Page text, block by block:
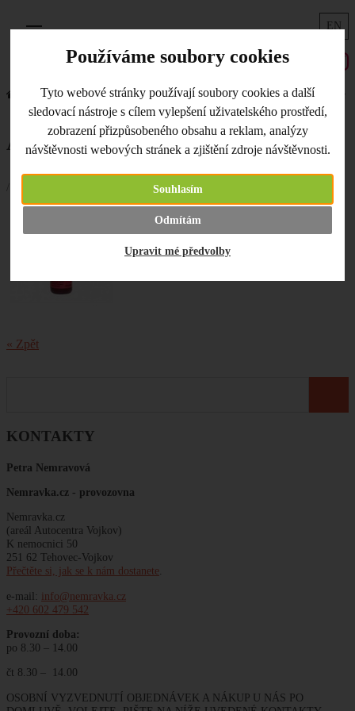
Používáme soubory cookies
Tyto webové stránky používají soubory cookies a další
sledovací nástroje s cílem vylepšení uživatelského prostředí,
zobrazení přizpůsobeného obsahu a reklam, analýzy
návštěvnosti webových stránek a zjištění zdroje návštěvnosti.
Souhlasím
Odmítám
Upravit mé předvolby
EN
KONTAKTY
Petra Nemravová
Nemravka.cz - provozovna
Nemravka.cz
(areál Autocentra Vojkov)
K nemocnici 50
251 62 Tehovec-Vojkov
Přečtěte si, jak se k nám dostanete.
e-mail: info@nemravka.cz
+420 602 479 542
Provozní doba:
po 8.30 – 14.00
čt 8.30 – 14.00
OSOBNÍ VYZVEDNUTÍ OBJEDNÁVEK A NÁKUP U NÁS PO
Úvodní strana Co je nového Alkoholové inkousty perleťové
Alkoholové inkousty perleťové
Rozšířili jsme nabídku odstínů
perleťových inkoustů
« Zpět